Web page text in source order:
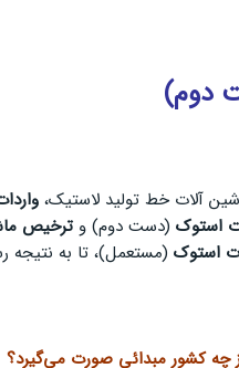
دوم)
آلات خط تولید لاستیک،
استوک (دست دوم) و ترخیص
استوک (مستعمل)، تا به نتیجه
چه کشور مبدائی صورت می‌گیرد؟